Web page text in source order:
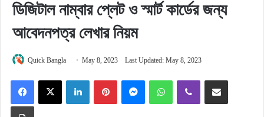
ডিজিটাল নাম্বার প্লেট ও স্মার্ট কার্ডের জন্য
আবেদনপত্র লেখার নিয়ম
Quick Bangla May 8, 2023 Last Updated: May 8, 2023
FacebookX LinkedInPinterestMessengerWhatsAppViber Share via Email
Print